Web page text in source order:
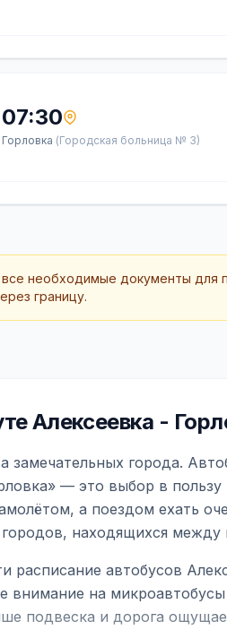
07:30
Горловка (Городская больница № 3)
необходимые документы для
границу.
Алексеевка -
замечательных города.
— это выбор в
а поездом ехать
находящихся между
автобусов
внимание на
подвеска и дорога